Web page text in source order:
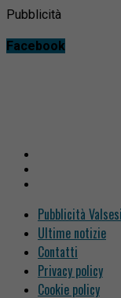
Pubblicità
Facebook
Pubblicità
Ultime notizie
Contatti
Privacy policy
Cookie policy